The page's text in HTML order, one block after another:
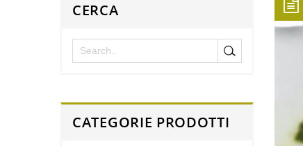
CERCA
CATEGORIE PRODOTTI